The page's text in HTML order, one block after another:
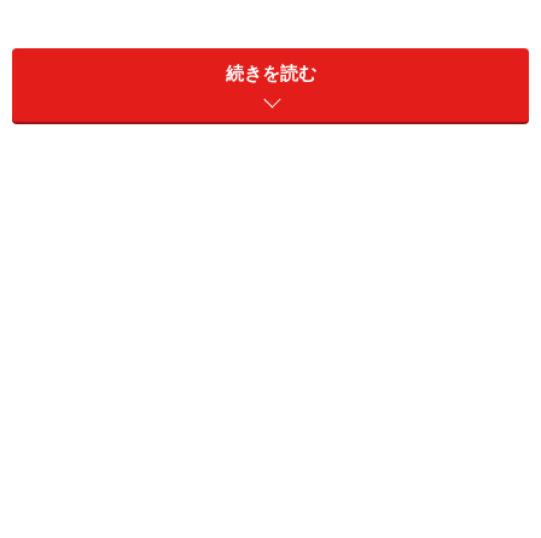
続きを読む